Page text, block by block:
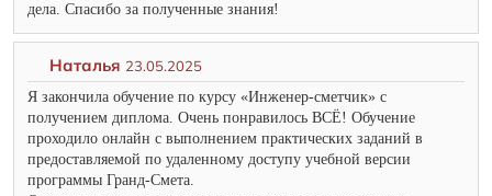
дела. Спасибо за полученные знания!
Наталья 23.05.2025
Я закончила обучение по курсу «Инженер-сметчик» с
получением диплома. Очень понравилось ВСЁ! Обучение
проходило онлайн с выполнением практических заданий в
предоставляемой по удаленному доступу учебной версии
программы Гранд-Смета.